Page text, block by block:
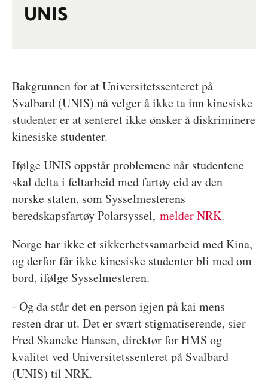
UNIS
Bakgrunnen for at Universitetssenteret på
Svalbard (UNIS) nå velger å ikke ta inn kinesiske
studenter er at senteret ikke ønsker å diskriminere
kinesiske studenter.
Ifølge UNIS oppstår problemene når studentene
skal delta i feltarbeid med fartøy eid av den
norske staten, som Sysselmesterens
beredskapsfartøy Polarsyssel, melder NRK.
Norge har ikke et sikkerhetssamarbeid med Kina,
og derfor får ikke kinesiske studenter bli med om
bord, ifølge Sysselmesteren.
- Og da står det en person igjen på kai mens
resten drar ut. Det er svært stigmatiserende, sier
Fred Skancke Hansen, direktør for HMS og
kvalitet ved Universitetssenteret på Svalbard
(UNIS) til NRK.